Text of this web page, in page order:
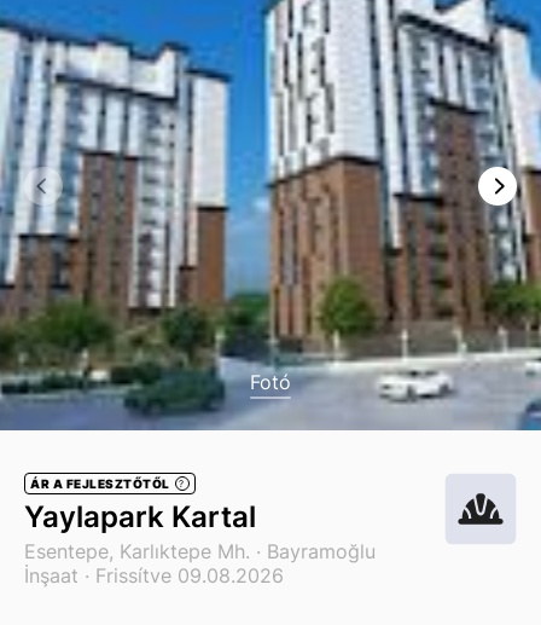
Fotó
ÁR A FEJLESZTŐTŐL ?
Yaylapark Kartal
Esentepe, Karlıktepe Mh. · Bayramoğlu
İnşaat · Frissítve 09.08.2026